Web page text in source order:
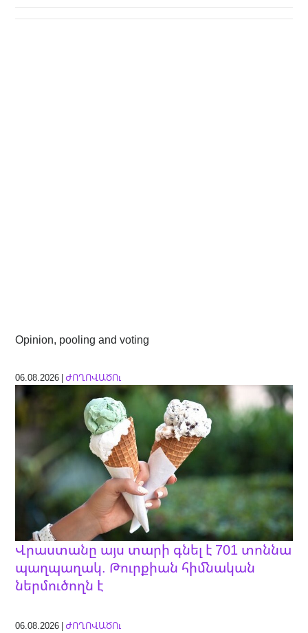
Opinion, pooling and voting
06.08.2026 |ԺՈՂՈՎԱԾՈւ
Վրաստանը այս տարի գնել է 701 տոննա
պաղպաղակ. Թուրքիան հիմնական
ներմուծողն է
06.08.2026 |ԺՈՂՈՎԱԾՈւ